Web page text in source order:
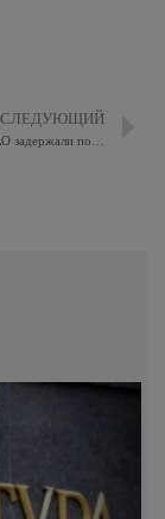
СЛЕДУЮЩИЙ